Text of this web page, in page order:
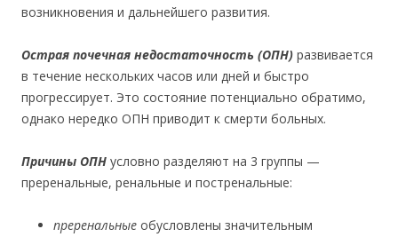
возникновения и дальнейшего развития.
Острая почечная недостаточность (ОПН) развивается
в течение нескольких часов или дней и быстро
прогрессирует. Это состояние потенциально обратимо,
однако нередко ОПН приводит к смерти больных.
Причины ОПН условно разделяют на 3 группы —
преренальные, ренальные и постренальные:
преренальные обусловлены значительным